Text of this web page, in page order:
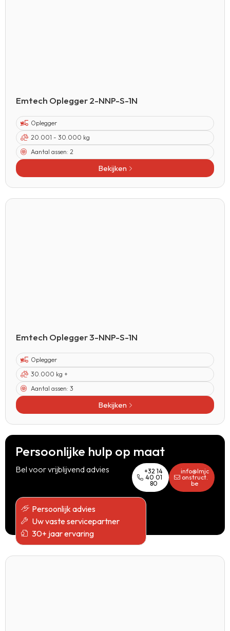
Emtech Oplegger 2-NNP-S-1N
Oplegger
20.001 - 30.000 kg
Aantal assen: 2
Bekijken
Emtech Oplegger 3-NNP-S-1N
Oplegger
30.000 kg +
Aantal assen: 3
Bekijken
Persoonlijke hulp op maat
Bel voor vrijblijvend advies
+32 14
40 01
80
info@lmjc
onstruct.
be
Persoonlijk advies
Uw vaste servicepartner
30+ jaar ervaring